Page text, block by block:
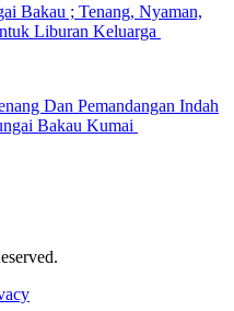
Bakau ; Tenang, Nyaman,
Liburan Keluarga
Dan Pemandangan Indah
Bakau Kumai